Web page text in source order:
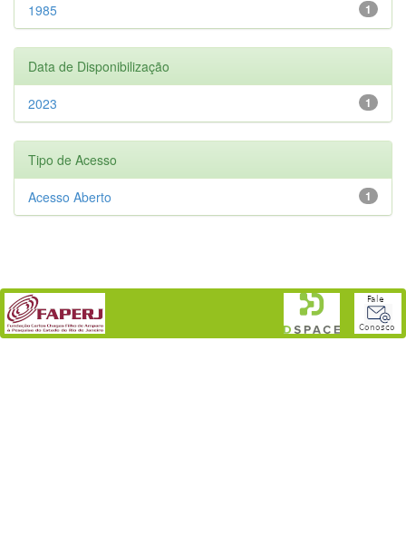
1
1985
Data de Disponibilização
1
2023
Tipo de Acesso
1
Acesso Aberto